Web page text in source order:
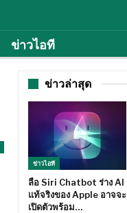
ข่าวไอที
ข่าวล่าสุด
ข่าวไอที
ลือ Siri Chatbot ร่าง AI
แท้จริงของ Apple อาจจะ
เปิดตัวพร้อม…